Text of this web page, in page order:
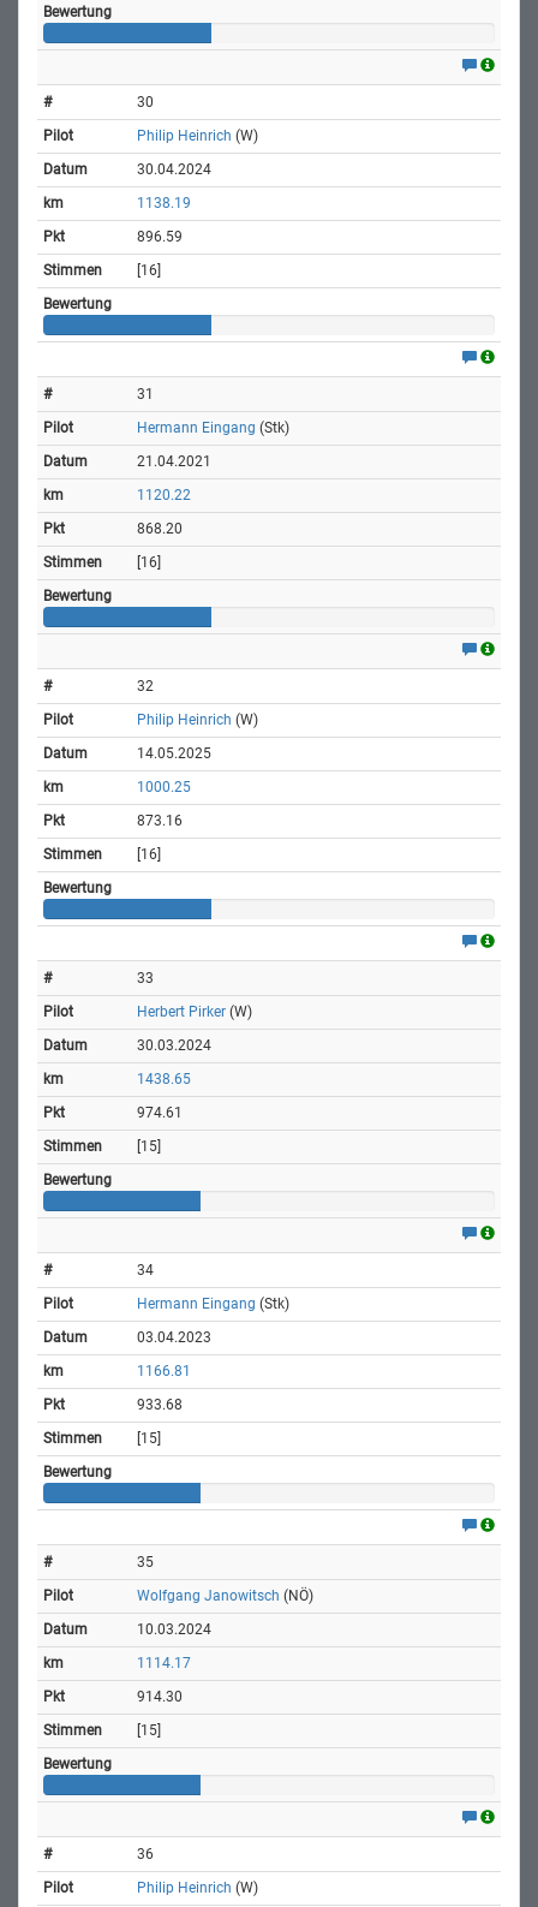
30
Philip Heinrich (W)
30.04.2024
1138.19
896.59
[16]
31
Hermann Eingang (Stk)
21.04.2021
1120.22
868.20
[16]
32
Philip Heinrich (W)
14.05.2025
1000.25
873.16
[16]
33
Herbert Pirker (W)
30.03.2024
1438.65
974.61
[15]
34
Hermann Eingang (Stk)
03.04.2023
1166.81
933.68
[15]
35
Wolfgang Janowitsch (NÖ)
10.03.2024
1114.17
914.30
[15]
36
Philip Heinrich (W)